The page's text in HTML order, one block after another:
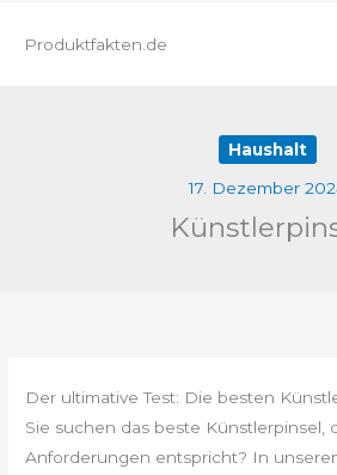
InhaltProduktfakten.de
Haushalt
17. Dezember
Der ultimative Test: Die besten
Sie suchen das beste Künstlerpinsel,
Anforderungen entspricht? In